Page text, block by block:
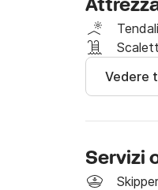
Souda.
dove le
in inglese e
Scrivici su
Vedere
Servizi
Skipper